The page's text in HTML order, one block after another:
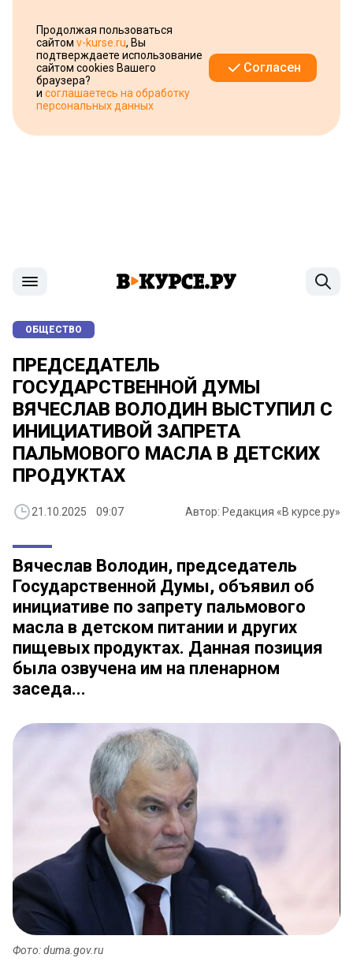
Продолжая пользоваться
сайтом v-kurse.ru, Вы
подтверждаете использование
сайтом cookies Вашего
браузера?
и соглашаетесь на обработку
персональных данных
Согласен
ОБЩЕСТВО
ПРЕДСЕДАТЕЛЬ
ГОСУДАРСТВЕННОЙ ДУМЫ
ВЯЧЕСЛАВ ВОЛОДИН ВЫСТУПИЛ С
ИНИЦИАТИВОЙ ЗАПРЕТА
ПАЛЬМОВОГО МАСЛА В ДЕТСКИХ
ПРОДУКТАХ
21.10.2025 09:07 Автор: Редакция «В курсе.ру»
Вячеслав Володин, председатель
Государственной Думы, объявил об
инициативе по запрету пальмового
масла в детском питании и других
пищевых продуктах. Данная позиция
была озвучена им на пленарном
заседа...
Фото: duma.gov.ru